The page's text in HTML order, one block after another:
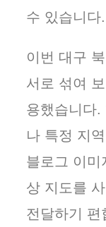
수 있습니다.
이번 대구
서로 섞여
용했습니다.
나 특정 지
블로그 이미
상 지도를
전달하기 편